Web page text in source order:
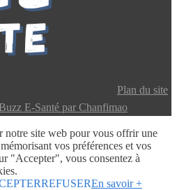
Plan du site
Buzz E-Santé par Chanfimao
notre site web pour vous offrir une
vos préférences et vos
"Accepter", vous consentez à
REFUSEREn savoir +